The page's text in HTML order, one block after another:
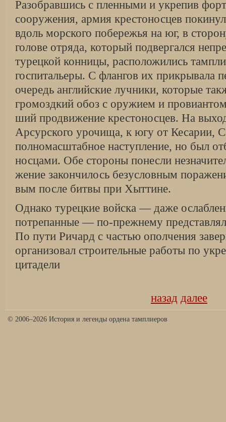
Разобравшись с пленными и укрепив
сооружения, армия крестоносцев
вдоль морского побережья на юг, в
голове отряда, который подвергался
турецкой конницы, расположились
госпитальеры. С флангов их прикрывала
очередь английские лучники, которые
громоздкий обоз с оружием и
ший продвижение крестоносцев. На
Арсурского урочища, к югу от Кесарии,
полномасштабное наступление, но был
носцами. Обе стороны понесли
жение закончилось безусловным
вым после битвы при Хыттине.
Однако турецкие войска — даже
потрепанные — по-прежнему
По пути Ричард с частью ополчения
организовал строительные работы по
цитадели
назад далее
© 2006–2026 История и легенды ордена тамплиеров